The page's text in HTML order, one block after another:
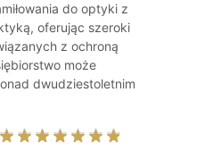
do optyki z
oferując szeroki
z ochroną
może
dwudziestoletnim